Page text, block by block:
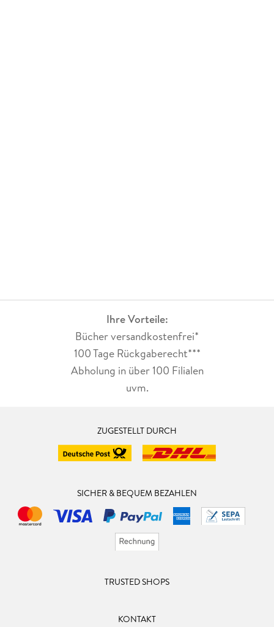
Ihre Vorteile:
Bücher versandkostenfrei*
100 Tage Rückgaberecht***
Abholung in über 100 Filialen
uvm.
ZUGESTELLT DURCH
SICHER & BEQUEM BEZAHLEN
TRUSTED SHOPS
KONTAKT